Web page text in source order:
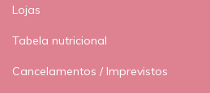
Lojas
Tabela nutricional
Cancelamentos / Imprevistos